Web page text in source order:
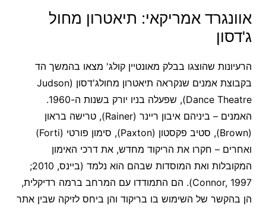
אוונגרד אמריקאי: תיאטרון מחול
ג'דסון
הרעיונות שהוצגו בבלק מאונטיין קולג' מצאו בהמשך הד
בקבוצת אמנים שנקראה תיאטרון מחולג'דסון (Judson
Dance Theatre), שפעלה בניו יורק בשנות ה-1960.
האמנים – ביניהם איבון ריינר (Rainer), טרישה בראון
(Brown), סטיב פקסטון (Paxton), סימון פורטי (Forti)
ואחרים – חקרו את הריקוד מחדש, את דרכי האימון
המקובלות ואת המוסדות שבהם הוא נלמד (ביינס, 2010;
Connor, 1997). הם התמודדו עם המרחב ברמה רדיקלית,
הן בהקשר של השימוש בו בריקוד והן ביחס לזיקה שבין אתר